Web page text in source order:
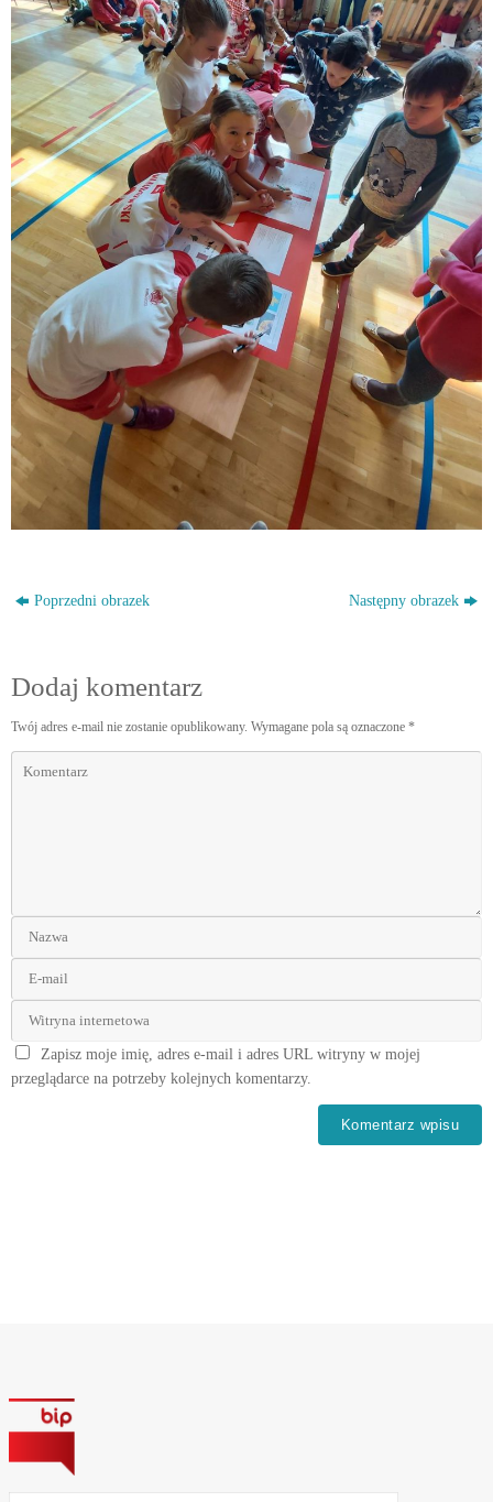
Poprzedni obrazek Następny obrazek
Dodaj komentarz
Twój adres e-mail nie zostanie opublikowany. Wymagane pola są oznaczone *
Zapisz moje imię, adres e-mail i adres URL witryny w mojej
przeglądarce na potrzeby kolejnych komentarzy.